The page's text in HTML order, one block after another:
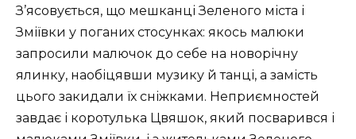
З’ясовується, що мешканці Зеленого міста і
Зміївки у поганих стосунках: якось малюки
запросили малючок до себе на новорічну
ялинку, наобіцявши музику й танці, а замість
цього закидали їх сніжками. Неприємностей
завдає і коротулька Цвяшок, який посварився і